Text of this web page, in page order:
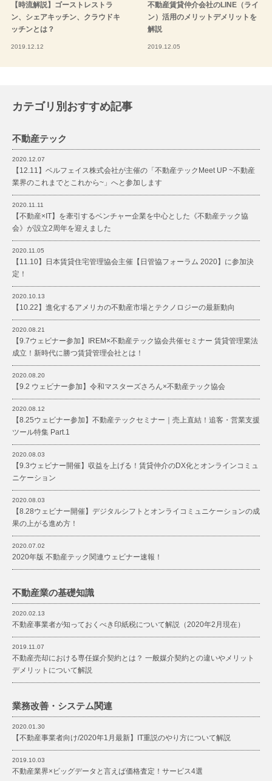
【時流解説】ゴーストレストラ
ン、シェアキッチン、クラウドキ
ッチンとは？
2019.12.12
不動産賃貸仲介会社のLINE（ライ
ン）活用のメリットデメリットを
解説
2019.12.05
カテゴリ別おすすめ記事
不動産テック
2020.12.07
【12.11】ベルフェイス株式会社が主催の「不動産テックMeet UP ~不動産
業界のこれまでとこれから~」へと参加します
2020.11.11
【不動産×IT】を牽引するベンチャー企業を中心とした《不動産テック協
会》が設立2周年を迎えました
2020.11.05
【11.10】日本賃貸住宅管理協会主催【日管協フォーラム 2020】に参加決
定！
2020.10.13
【10.22】進化するアメリカの不動産市場とテクノロジーの最新動向
2020.08.21
【9.7ウェビナー参加】IREM×不動産テック協会共催セミナー 賃貸管理業法
成立！新時代に勝つ賃貸管理会社とは！
2020.08.20
【9.2 ウェビナー参加】令和マスターズさろん×不動産テック協会
2020.08.12
【8.25ウェビナー参加】不動産テックセミナー｜売上直結！追客・営業支援
ツール特集 Part.1
2020.08.03
【9.3ウェビナー開催】収益を上げる！賃貸仲介のDX化とオンラインコミュ
ニケーション
2020.08.03
【8.28ウェビナー開催】デジタルシフトとオンライコミュニケーションの成
果の上がる進め方！
2020.07.02
2020年版 不動産テック関連ウェビナー速報！
不動産業の基礎知識
2020.02.13
不動産事業者が知っておくべき印紙税について解説（2020年2月現在）
2019.11.07
不動産売却における専任媒介契約とは？ 一般媒介契約との違いやメリット
デメリットについて解説
業務改善・ システム関連
2020.01.30
【不動産事業者向け/2020年1月最新】IT重説のやり方について解説
2019.10.03
不動産業界×ビッグデータと言えば価格査定！サービス4選